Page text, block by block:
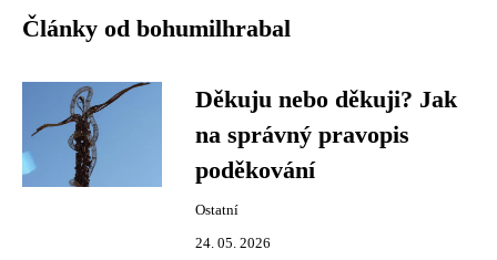
Články od bohumilhrabal
Děkuju nebo děkuji? Jak
na správný pravopis
poděkování
Ostatní
24. 05. 2026